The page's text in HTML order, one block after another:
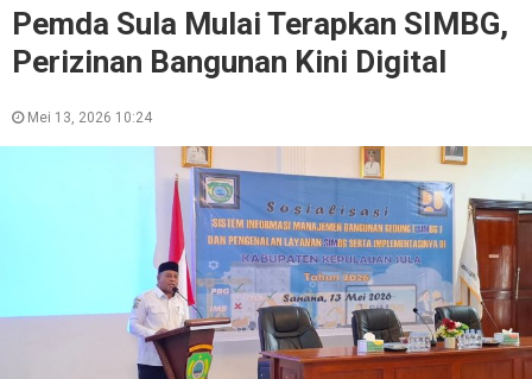
Pemda Sula Mulai Terapkan SIMBG,
Perizinan Bangunan Kini Digital
Mei 13, 2026 10:24